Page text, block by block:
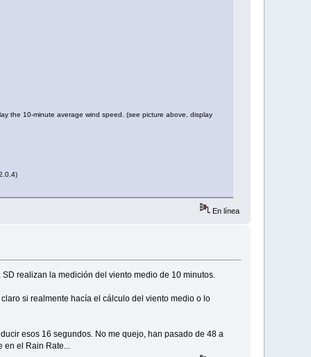
the 10-minute average wind speed. (see picture above, display
En línea
realizan la medición del viento medio de 10 minutos.
si realmente hacía el cálculo del viento medio o lo
esos 16 segundos. No me quejo, han pasado de 48 a
el Rain Rate...